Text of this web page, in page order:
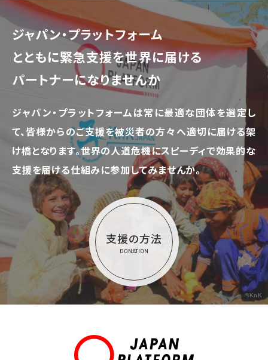
ジャパン・プラットフォーム
とともに緊急支援を世界に届ける
パートナーになりませんか
ジャパン・プラットフォームは常に最適な団体を選定し
て、皆様からのご支援を被災者の方々へ適切に届ける架
け橋となります。世界の人道危機にスピーディで効果的な
支援を届ける仕組みに参加してみませんか。
支援の方法
DONATION
©KnK